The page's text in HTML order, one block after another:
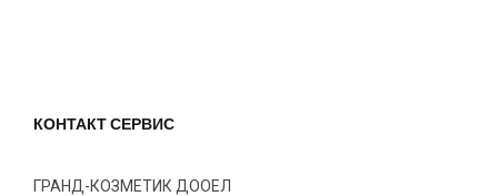
КОНТАКТ СЕРВИС
ГРАНД-КОЗМЕТИК ДООЕЛ